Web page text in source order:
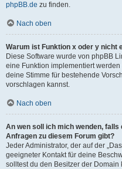
phpBB.de zu finden.
Nach oben
Warum ist Funktion x oder y nicht
Diese Software wurde von phpBB
eine Funktion implementiert
deine Stimme für bestehende
vorschlagen kannst.
Nach oben
An wen soll ich mich wenden,
Anfragen zu diesem Forum gibt?
Jeder Administrator, der auf der
geeigneter Kontakt für deine
solltest du den Besitzer der